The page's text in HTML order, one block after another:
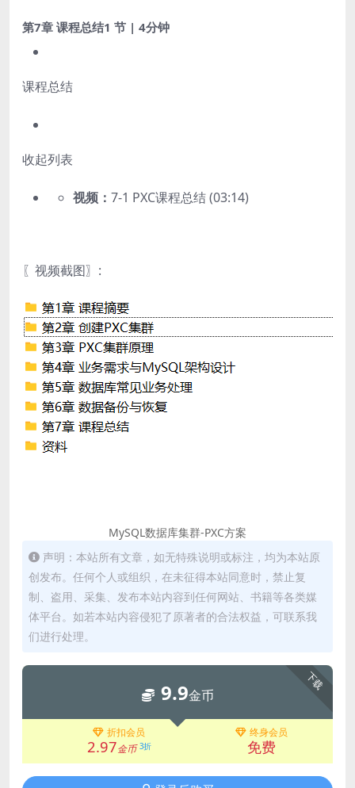
第7章 课程总结1 节 | 4分钟
课程总结
收起列表
视频： 7-1 PXC课程总结 (03:14)
〖视频截图〗:
MySQL数据库集群-PXC方案
声明：本站所有文章，如无特殊说明或标注，均为本站原
创发布。任何个人或组织，在未征得本站同意时，禁止复
制、盗用、采集、发布本站内容到任何网站、书籍等各类媒
体平台。如若本站内容侵犯了原著者的合法权益，可联系我
们进行处理。
下载
9.9金币
折扣会员
2.97金币 3折
终身会员
免费